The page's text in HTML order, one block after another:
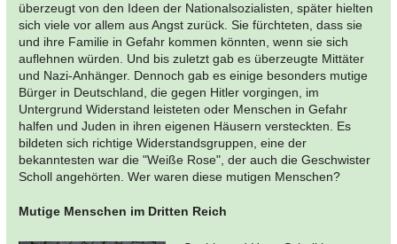
überzeugt von den Ideen der Nationalsozialisten, später hielten
sich viele vor allem aus Angst zurück. Sie fürchteten, dass sie
und ihre Familie in Gefahr kommen könnten, wenn sie sich
auflehnen würden. Und bis zuletzt gab es überzeugte Mittäter
und Nazi-Anhänger. Dennoch gab es einige besonders mutige
Bürger in Deutschland, die gegen Hitler vorgingen, im
Untergrund Widerstand leisteten oder Menschen in Gefahr
halfen und Juden in ihren eigenen Häusern versteckten. Es
bildeten sich richtige Widerstandsgruppen, eine der
bekanntesten war die "Weiße Rose", der auch die Geschwister
Scholl angehörten. Wer waren diese mutigen Menschen?
Mutige Menschen im Dritten Reich